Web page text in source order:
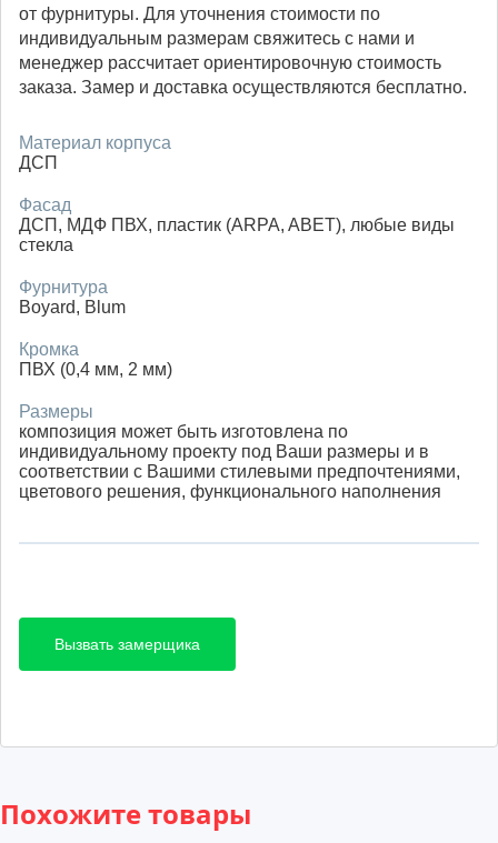
от фурнитуры. Для уточнения стоимости по
индивидуальным размерам свяжитесь с нами и
менеджер рассчитает ориентировочную стоимость
заказа. Замер и доставка осуществляются бесплатно.
Материал корпуса
ДСП
Фасад
ДСП, МДФ ПВХ, пластик (ARPA, ABET), любые виды
стекла
Фурнитура
Boyard, Blum
Кромка
ПВХ (0,4 мм, 2 мм)
Размеры
композиция может быть изготовлена по
индивидуальному проекту под Ваши размеры и в
соответствии с Вашими стилевыми предпочтениями,
цветового решения, функционального наполнения
Вызвать замерщика
Похожите товары